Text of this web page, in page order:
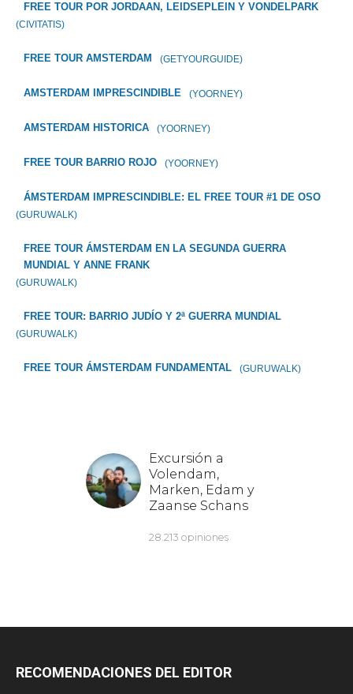
FREE TOUR POR JORDAAN, LEIDSEPLEIN Y VONDELPARK
(CIVITATIS)
FREE TOUR AMSTERDAM (GETYOURGUIDE)
AMSTERDAM IMPRESCINDIBLE (YOORNEY)
AMSTERDAM HISTORICA (YOORNEY)
FREE TOUR BARRIO ROJO (YOORNEY)
ÁMSTERDAM IMPRESCINDIBLE: EL FREE TOUR #1 DE OSO
(GURUWALK)
FREE TOUR ÁMSTERDAM EN LA SEGUNDA GUERRA
MUNDIAL Y ANNE FRANK
(GURUWALK)
FREE TOUR: BARRIO JUDÍO Y 2ª GUERRA MUNDIAL
(GURUWALK)
FREE TOUR ÁMSTERDAM FUNDAMENTAL (GURUWALK)
RECOMENDACIONES DEL EDITOR